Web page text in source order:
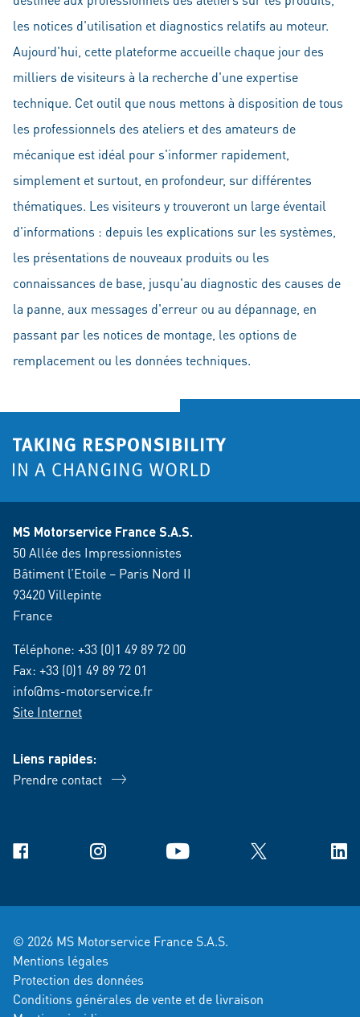
les notices d'utilisation et diagnostics relatifs au moteur.
Aujourd'hui, cette plateforme accueille chaque jour des
milliers de visiteurs à la recherche d'une expertise
technique. Cet outil que nous mettons à disposition de tous
les professionnels des ateliers et des amateurs de
mécanique est idéal pour s'informer rapidement,
simplement et surtout, en profondeur, sur différentes
thématiques. Les visiteurs y trouveront un large éventail
d'informations : depuis les explications sur les systèmes,
les présentations de nouveaux produits ou les
connaissances de base, jusqu'au diagnostic des causes de
la panne, aux messages d'erreur ou au dépannage, en
passant par les notices de montage, les options de
remplacement ou les données techniques.
MS Motorservice France S.A.S.
50 Allée des Impressionnistes
Bâtiment l’Etoile – Paris Nord II
93420 Villepinte
France
Téléphone: +33 (0)1 49 89 72 00
Fax: +33 (0)1 49 89 72 01
info@ms-motorservice.fr
Site Internet
Liens rapides:
Prendre contact
Facebook Instagram YouTube X
© 2026 MS Motorservice France S.A.S.
Mentions légales
Protection des données
Conditions générales de vente et de livraison